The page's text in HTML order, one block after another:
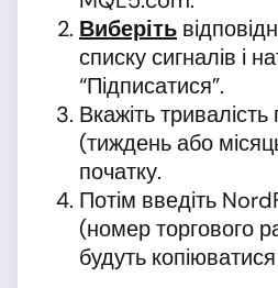
Виберіть
списку сигналів і
“Підписатися”.
Вкажіть тривалість
(тиждень або
початку.
Потім введіть
(номер торгового
будуть